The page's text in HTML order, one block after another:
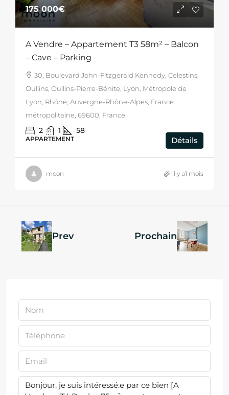
175 000€
A Vendre – Appartement T3 58m² – Balcon
– Cave – Parking
30, Boulevard John-Fitzgerald Kennedy, Celestins,
Oullins, Oullins-Pierre-Bénite, Lyon, Métropole de
Lyon, Rhône, Auvergne-Rhône-Alpes, France
métropolitaine, 69600, France
2 1 58
APPARTEMENT Détails
moon il y a1 mois
Prev Prochain